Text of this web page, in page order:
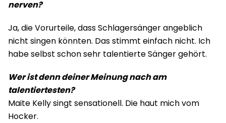
nerven?
Ja, die Vorurteile, dass Schlagersänger angeblich
nicht singen könnten. Das stimmt einfach nicht. Ich
habe selbst schon sehr talentierte Sänger gehört.
Wer ist denn deiner Meinung nach am
talentiertesten?
Maite Kelly singt sensationell. Die haut mich vom
Hocker.